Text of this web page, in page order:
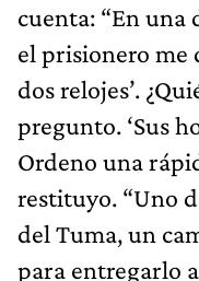
cuenta: “En una
el prisionero me
dos relojes’.
pregunto. ‘Sus
Ordeno una
restituyo. “Uno
del Tuma, un
para entregarlo